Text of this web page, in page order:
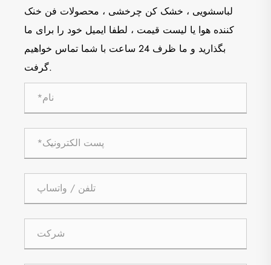
لباسشویی ، خشک کن چرخشی ، محصولات فن خنک
کننده هوا یا لیست قیمت ، لطفا ایمیل خود را برای ما
بگذارید و ما ظرف 24 ساعت با شما تماس خواهیم
گرفت.